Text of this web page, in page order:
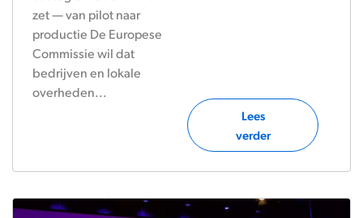
zet — van pilot naar
productie De Europese
Commissie wil dat
bedrijven en lokale
overheden...
Lees
verder